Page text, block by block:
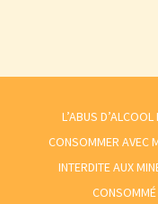
L’ABUS
CONSOMMER AVEC
INTERDITE AUX
CONSOMMÉ